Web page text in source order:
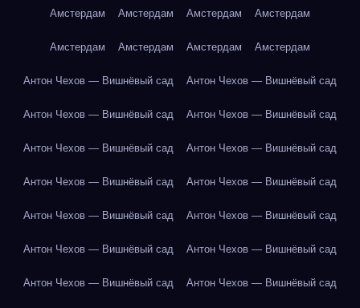
Амстердам Амстердам Амстердам Амстердам
Амстердам Амстердам Амстердам Амстердам
Антон Чехов — Вишнёвый сад Антон Чехов — Вишнёвый сад
Антон Чехов — Вишнёвый сад Антон Чехов — Вишнёвый сад
Антон Чехов — Вишнёвый сад Антон Чехов — Вишнёвый сад
Антон Чехов — Вишнёвый сад Антон Чехов — Вишнёвый сад
Антон Чехов — Вишнёвый сад Антон Чехов — Вишнёвый сад
Антон Чехов — Вишнёвый сад Антон Чехов — Вишнёвый сад
Антон Чехов — Вишнёвый сад Антон Чехов — Вишнёвый сад